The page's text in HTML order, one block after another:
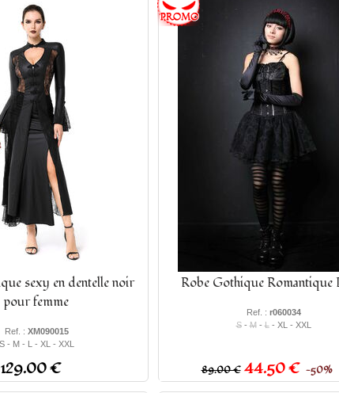
sexy en dentelle noir
pour femme
Ref. : XM090015
- M - L - XL - XXL
129.00 €
Robe Gothique Romantique
Ref. : r060034
S-M-L- XL - XXL
89.00 € 44.50 € −50%